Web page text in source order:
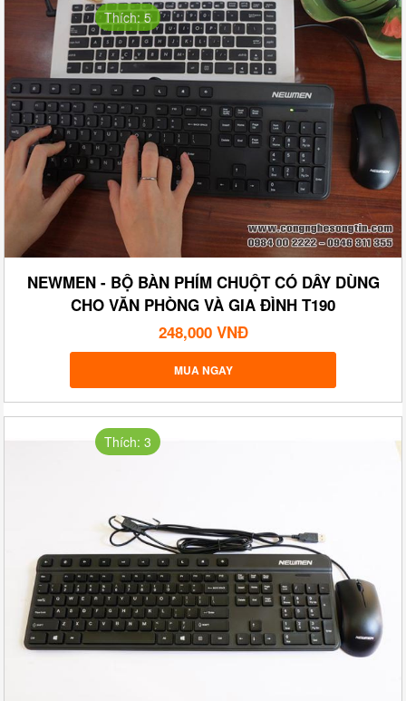
Thích: 5
NEWMEN - BỘ BÀN PHÍM CHUỘT CÓ DÂY DÙNG
CHO VĂN PHÒNG VÀ GIA ĐÌNH T190
248,000 VNĐ
MUA NGAY
Thích: 3